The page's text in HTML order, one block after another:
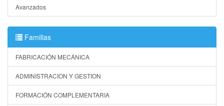
Avanzados
Familias
FABRICACIÓN MECÁNICA
ADMINISTRACION Y GESTION
FORMACIÓN COMPLEMENTARIA